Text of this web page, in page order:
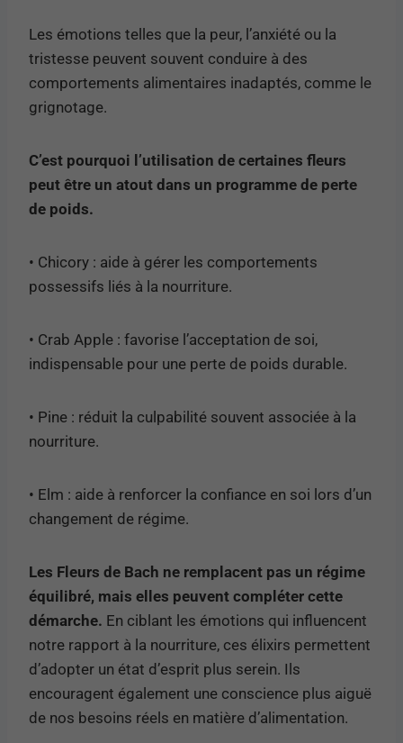
Les émotions telles que la peur, l’anxiété ou la
tristesse peuvent souvent conduire à des
comportements alimentaires inadaptés, comme le
grignotage.
C’est pourquoi l’utilisation de certaines fleurs
peut être un atout dans un programme de perte
de poids.
• Chicory : aide à gérer les comportements
possessifs liés à la nourriture.
• Crab Apple : favorise l’acceptation de soi,
indispensable pour une perte de poids durable.
• Pine : réduit la culpabilité souvent associée à la
nourriture.
• Elm : aide à renforcer la confiance en soi lors d’un
changement de régime.
Les Fleurs de Bach ne remplacent pas un régime
équilibré, mais elles peuvent compléter cette
démarche. En ciblant les émotions qui influencent
notre rapport à la nourriture, ces élixirs permettent
d’adopter un état d’esprit plus serein. Ils
encouragent également une conscience plus aiguë
de nos besoins réels en matière d’alimentation.